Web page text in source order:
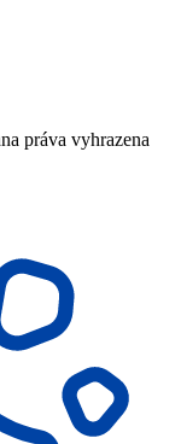
práva vyhrazena